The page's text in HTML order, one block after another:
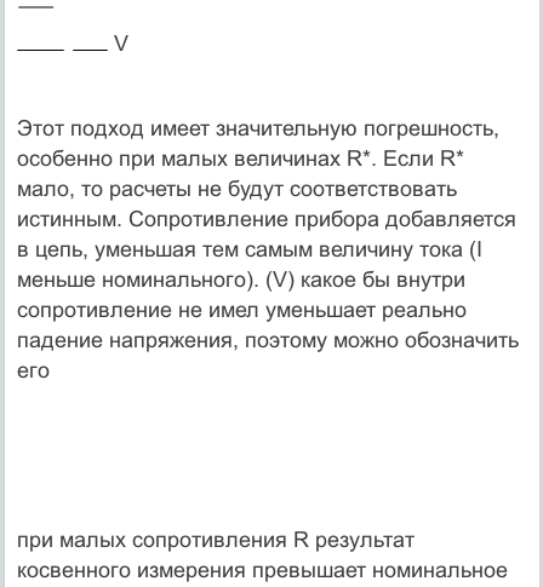
V
Этот подход имеет значительную погрешность,
особенно при малых величинах R*. Если R*
мало, то расчеты не будут соответствовать
истинным. Сопротивление прибора добавляется
в цепь, уменьшая тем самым величину тока (I
меньше номинального). (V) какое бы внутри
сопротивление не имел уменьшает реально
падение напряжения, поэтому можно обозначить
его
при малых сопротивления R результат
косвенного измерения превышает номинальное